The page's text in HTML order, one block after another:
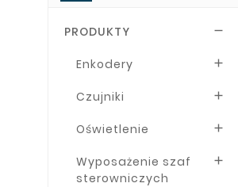
PRODUKTY 
Enkodery 
Czujniki 
Oświetlenie 
Wyposażenie szaf
sterowniczych
